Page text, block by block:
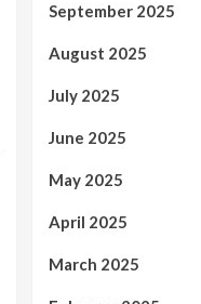
September 2025
August 2025
July 2025
June 2025
May 2025
April 2025
March 2025